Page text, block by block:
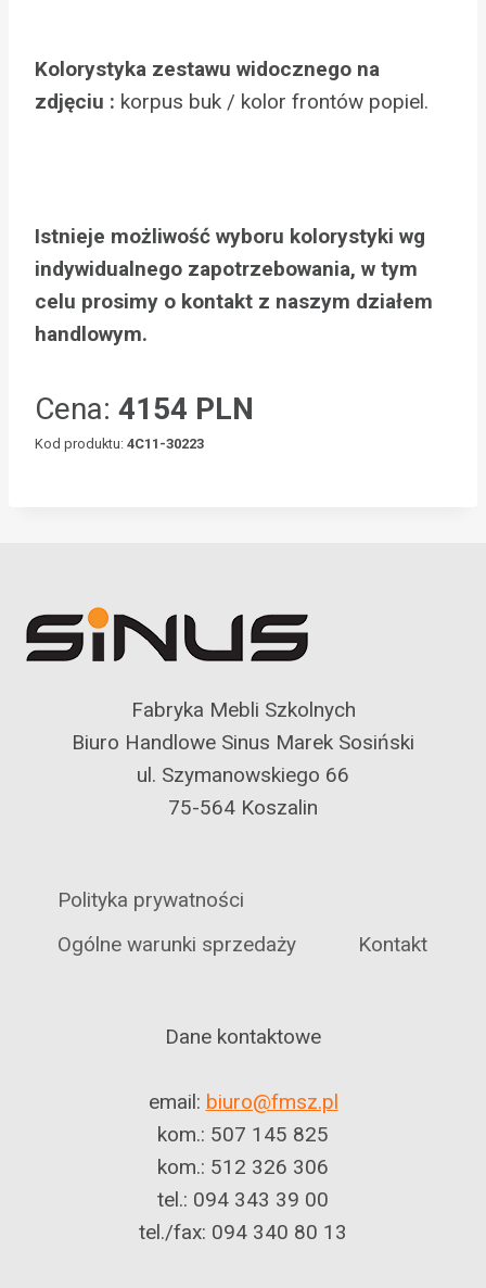
Kolorystyka zestawu widocznego na
zdjęciu : korpus buk / kolor frontów popiel.
Istnieje możliwość wyboru kolorystyki wg
indywidualnego zapotrzebowania, w tym
celu prosimy o kontakt z naszym działem
handlowym.
Cena: 4154 PLN
Kod produktu: 4C11-30223
Fabryka Mebli Szkolnych
Biuro Handlowe Sinus Marek Sosiński
ul. Szymanowskiego 66
75-564 Koszalin
Polityka prywatności
Ogólne warunki sprzedaży
Kontakt
Dane kontaktowe
email: biuro@fmsz.pl
kom.: 507 145 825
kom.: 512 326 306
tel.: 094 343 39 00
tel./fax: 094 340 80 13